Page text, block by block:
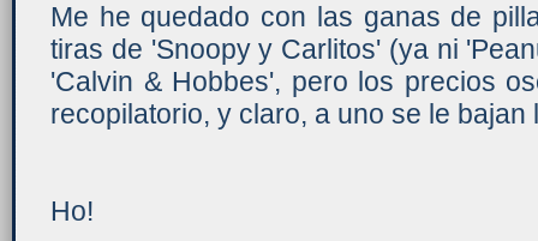
Me he quedado con las ganas de
tiras de 'Snoopy y Carlitos' (ya ni
'Calvin & Hobbes', pero los precios
recopilatorio, y claro, a uno se le bajan
Ho!